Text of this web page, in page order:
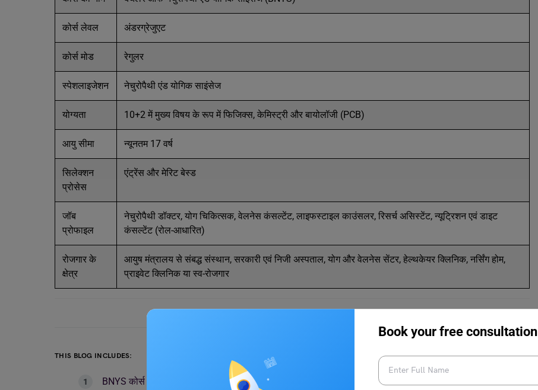
Book your free consultation
कोर्स लेवल अंडरग्रेजुएट
कोर्स मोड रेगुलर
स्पेशलाइजेशन नेचुरोपैथी एंड योगिक साइंसेज
योग्यता 10+2 में मुख्य विषय के रूप में फिजिक्स, केमिस्ट्री और बायोलॉजी (PCB)
आयु सीमा न्यूनतम 17 वर्ष
सिलेक्शन
प्रोसेस
एंट्रेंस और मेरिट बेस्ड
जॉब
प्रोफाइल
नेचुरोपैथी डॉक्टर, योग चिकित्सक, वेलनेस कंसल्टेंट, लाइफस्टाइल काउंसलर, रिसर्च असिस्टेंट, न्यूट्रिशन एवं डाइट
कंसल्टेंट (रोल-आधारित)
रोजगार के
क्षेत्र
आयुष मंत्रालय से संबद्ध संस्थान, सरकारी एवं निजी अस्पताल, योग और वेलनेस सेंटर, हेल्थकेयर क्लिनिक, नर्सिंग होम,
प्राइवेट क्लिनिक या स्व-रोजगार
THIS BLOG INCLUDES:
BNYS कोर्स क्या है?